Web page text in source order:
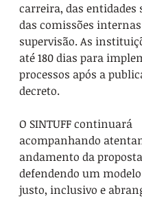
carreira, das entidades
das comissões
supervisão. As
até 180 dias para
processos após a
decreto.
O SINTUFF continuará
acompanhando
andamento da
defendendo um modelo
justo, inclusivo e